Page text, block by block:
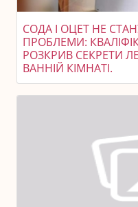
СОДА І ОЦЕТ НЕ
ПРОБЛЕМИ:
РОЗКРИВ СЕКРЕТИ
ВАННІЙ КІМНАТІ.